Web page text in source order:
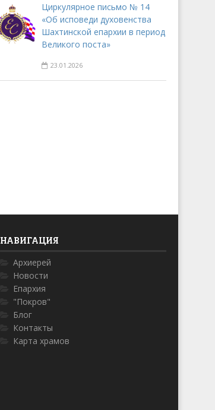
Циркулярное письмо № 14
«Об исповеди духовенства
Шахтинской епархии в период
Великого поста»
23.01.2026
НАВИГАЦИЯ
Архиерей
Новости
Епархия
"Покров"
Блог
Контакты
Карта храмов